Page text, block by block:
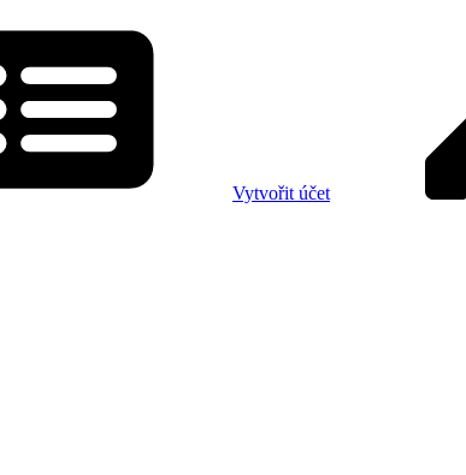
Vytvořit účet